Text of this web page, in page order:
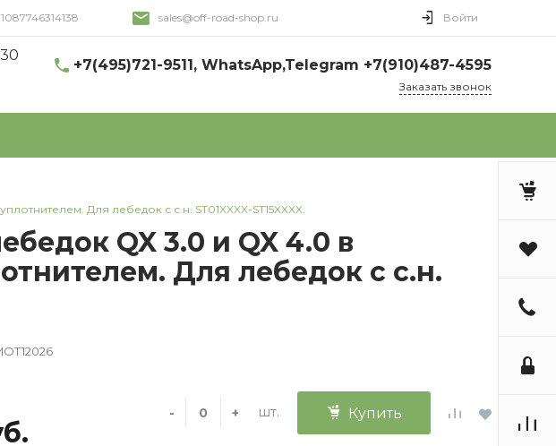
sales@off-road-shop.ru Войти
+7(495)721-9511, WhatsApp,Telegram +7(910)487-4595
Заказать звонок
Для лебедок с с.н. ST01XXXX-ST15XXXX.
QX 3.0 и QX 4.0 в
Для лебедок с с.н.
- + шт. Купить